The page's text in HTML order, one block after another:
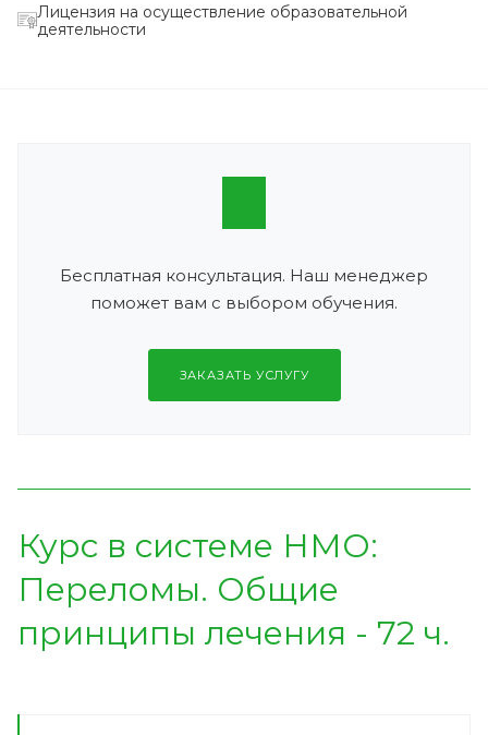
Лицензия на осуществление образовательной
деятельности
Бесплатная консультация. Наш менеджер
поможет вам с выбором обучения.
ЗАКАЗАТЬ УСЛУГУ
Курс в системе НМО:
Переломы. Общие
принципы лечения - 72 ч.